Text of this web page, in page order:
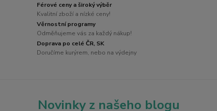
Férové ceny a široký výběr
Kvalitní zboží a nízké ceny!
Věrnostní programy
Odměňujeme vás za každý nákup!
Doprava po celé ČR, SK
Doručíme kurýrem, nebo na výdejny
Novinky z našeho blogu